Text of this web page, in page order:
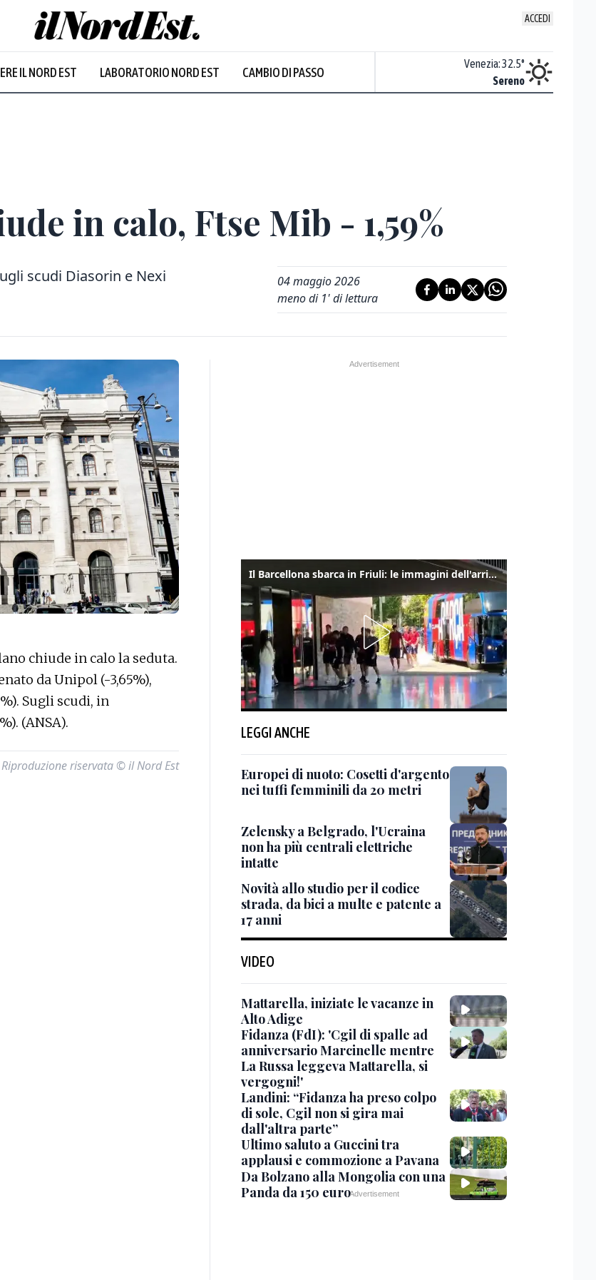
ACCEDI
IL NORD EST LABORATORIO NORD EST CAMBIO DI PASSO
Prevalentemente soleggiato
Venezia:32.5°
Sereno
in calo, Ftse Mib - 1,59%
scudi Diasorin e Nexi
04 maggio 2026
meno di 1' di lettura
chiude in calo la seduta.
da Unipol (-3,65%),
Sugli scudi, in
(ANSA).
Riproduzione riservata © il Nord Est
Il Barcellona sbarca in Friuli: le immagini dell'arrivo in albergo
LEGGI ANCHE
Europei di nuoto: Cosetti d'argento
nei tuffi femminili da 20 metri
Zelensky a Belgrado, l'Ucraina
non ha più centrali elettriche
intatte
Novità allo studio per il codice
strada, da bici a multe e patente a
17 anni
VIDEO
Mattarella, iniziate le vacanze in
Alto Adige
Fidanza (FdI): 'Cgil di spalle ad
anniversario Marcinelle mentre
La Russa leggeva Mattarella, si
vergogni!'
Landini: “Fidanza ha preso colpo
di sole, Cgil non si gira mai
dall'altra parte”
Ultimo saluto a Guccini tra
applausi e commozione a Pavana
Da Bolzano alla Mongolia con una
Panda da 150 euro